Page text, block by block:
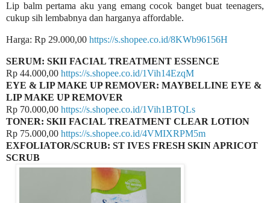
Lip balm pertama aku yang emang cocok banget buat teenagers,
cukup sih lembabnya dan harganya affordable.
Harga: Rp 29.000,00 https://s.shopee.co.id/8KWb96156H
SERUM: SKII FACIAL TREATMENT ESSENCE
Rp 44.000,00 https://s.shopee.co.id/1Vih14EzqM
EYE & LIP MAKE UP REMOVER: MAYBELLINE EYE &
LIP MAKE UP REMOVER
Rp 70.000,00 https://s.shopee.co.id/1Vih1BTQLs
TONER: SKII FACIAL TREATMENT CLEAR LOTION
Rp 75.000,00 https://s.shopee.co.id/4VMIXRPM5m
EXFOLIATOR/SCRUB: ST IVES FRESH SKIN APRICOT
SCRUB